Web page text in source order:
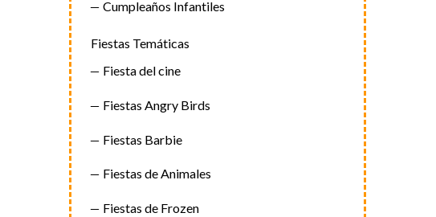
Cumpleaños Infantiles
Fiestas Temáticas
Fiesta del cine
Fiestas Angry Birds
Fiestas Barbie
Fiestas de Animales
Fiestas de Frozen